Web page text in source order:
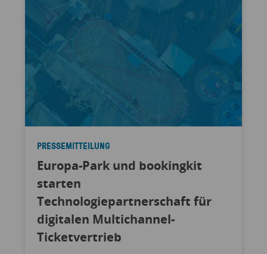
PRESSEMITTEILUNG
Europa-Park und bookingkit
starten
Technologiepartnerschaft für
digitalen Multichannel-
Ticketvertrieb